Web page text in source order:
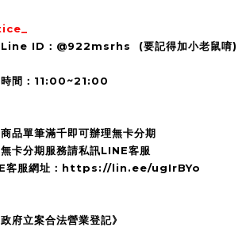
Line ID：@922msrhs (要記得加小老鼠唷)
時間：11:00~21:00
品單筆滿千即可辦理無卡分期
卡分期服務請私訊LINE客服
客服網址：https://lin.ee/ugIrBYo
府立案合法營業登記》